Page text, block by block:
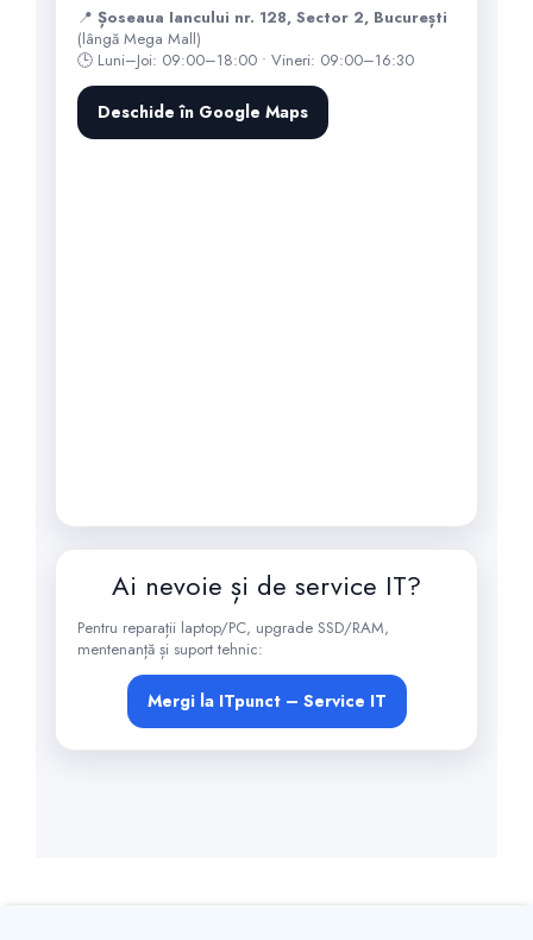
📍 Șoseaua Iancului nr. 128, Sector 2, București
(lângă Mega Mall)
🕒 Luni–Joi: 09:00–18:00 • Vineri: 09:00–16:30
Deschide în Google Maps
Ai nevoie și de service IT?
Pentru reparații laptop/PC, upgrade SSD/RAM,
mentenanță și suport tehnic:
Mergi la ITpunct – Service IT